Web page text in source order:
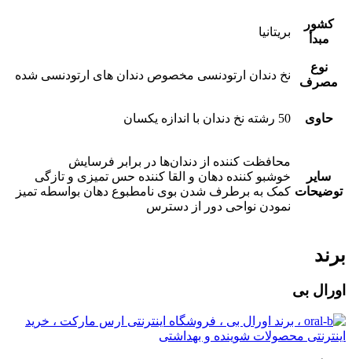
کشور
مبدأ
بریتانیا
نوع
مصرف
نخ دندان ارتودنسی مخصوص دندان های ارتودنسی شده
حاوی 50 رشته نخ دندان با اندازه یکسان
سایر
توضیحات
محافظت کننده از دندان‌ها در برابر فرسایش
خوشبو کننده دهان و القا کننده حس تمیزی و تازگی
کمک به برطرف شدن بوی نامطبوع دهان بواسطه تمیز
نمودن نواحی دور از دسترس
برند
اورال بی